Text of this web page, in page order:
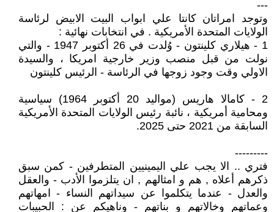
---
وتوجد امراتان كانتا علي ابواب البيت الابيض لرئاسة
الولايات المتحدة الأمريكية . في انتخابات نهائية :
1 - هيلاري كلينتون - وُلدت في 26 أكتوبر 1947 - والتي
نولت من قبل منصب وزير خارجية امريكا ، والسيدة
الاولي وقت وجود زوجها في الرئاسة - الرئيس كلينتون
2 - كامالا هاريس (مواليد 20 أكتوبر 1964) سياسية
ومحامية أمريكية ، نائبة رئيس الولايات المتحدة الأمريكية
السابقة من 2021 حتى 2025.
---------
فتري .. الا يجب علي اليمينيين المتطرفين - كمن سبق
ذكرهم أعلاه , هم و امثالهم , ان يتلزموا الأدب - والعقل
والعدل - عندما يتكلموا عن سيداتهم النساء - امهاتهم
وعماتهم وخالاتهم و بناتهم - وناهيكم عن : الحبيبات